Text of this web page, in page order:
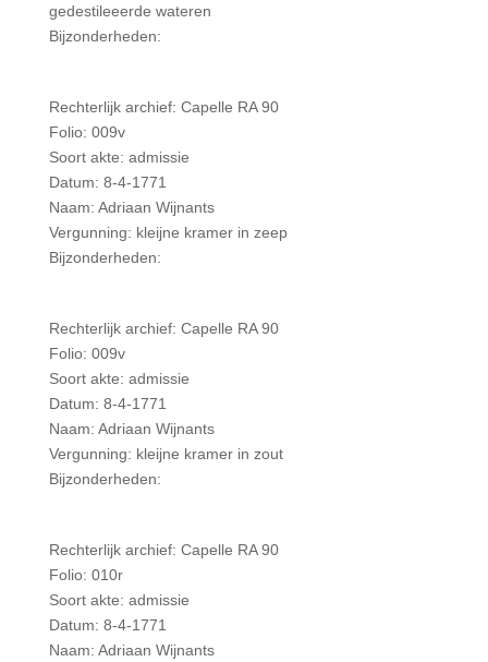
gedestileeerde wateren
Bijzonderheden:
Rechterlijk archief: Capelle RA 90
Folio: 009v
Soort akte: admissie
Datum: 8-4-1771
Naam: Adriaan Wijnants
Vergunning: kleijne kramer in zeep
Bijzonderheden:
Rechterlijk archief: Capelle RA 90
Folio: 009v
Soort akte: admissie
Datum: 8-4-1771
Naam: Adriaan Wijnants
Vergunning: kleijne kramer in zout
Bijzonderheden:
Rechterlijk archief: Capelle RA 90
Folio: 010r
Soort akte: admissie
Datum: 8-4-1771
Naam: Adriaan Wijnants